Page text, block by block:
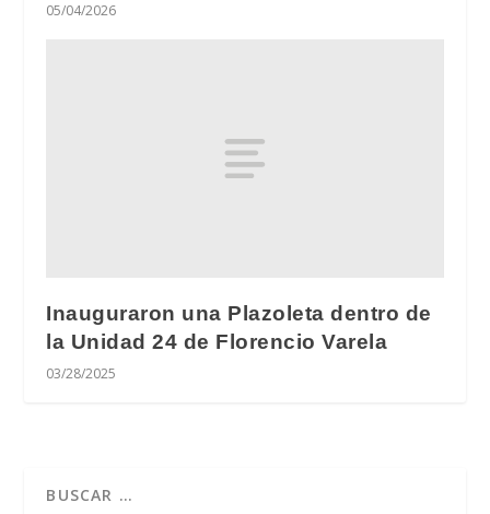
05/04/2026
Inauguraron una Plazoleta dentro de
la Unidad 24 de Florencio Varela
03/28/2025